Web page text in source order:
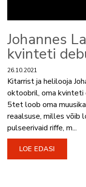
Johannes
kvinteti
26.10.2021
Kitarrist ja helilooja
oktoobril, oma kvinteti
5tet loob oma
reaalsuse, milles võib
pulseerivaid riffe, m...
LOE EDASI